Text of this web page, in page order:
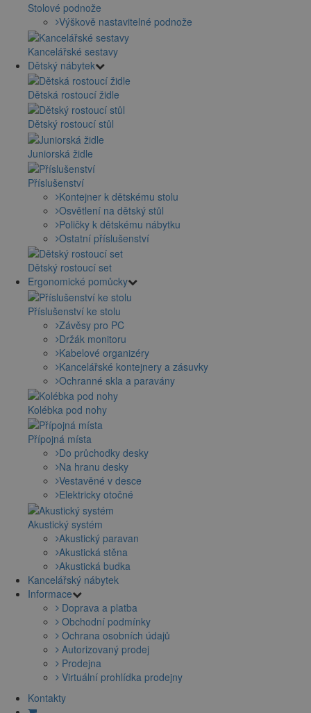
Stolové podnože
Výškově nastavitelné podnože
Kancelářské sestavy
Dětský nábytek
Dětská rostoucí židle
Dětský rostoucí stůl
Juniorská židle
Příslušenství
Kontejner k dětskému stolu
Osvětlení na dětský stůl
Poličky k dětskému nábytku
Ostatní příslušenství
Dětský rostoucí set
Ergonomické pomůcky
Příslušenství ke stolu
Závěsy pro PC
Držák monitoru
Kabelové organizéry
Kancelářské kontejnery a zásuvky
Ochranné skla a paravány
Kolébka pod nohy
Přípojná místa
Do průchodky desky
Na hranu desky
Vestavěné v desce
Elektricky otočné
Akustický systém
Akustický paravan
Akustická stěna
Akustická budka
Kancelářský nábytek
Informace
Doprava a platba
Obchodní podmínky
Ochrana osobních údajů
Autorizovaný prodej
Prodejna
Virtuální prohlídka prodejny
Kontakty